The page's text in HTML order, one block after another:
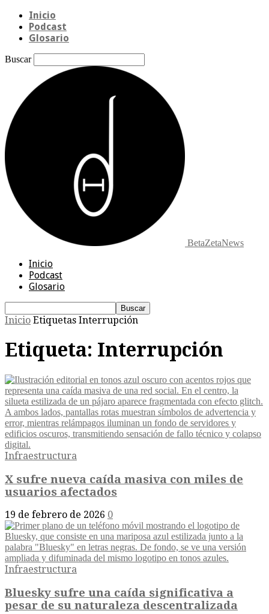
Inicio
Podcast
Glosario
Buscar
BetaZetaNews
Inicio
Podcast
Glosario
Inicio Etiquetas Interrupción
Etiqueta: Interrupción
Infraestructura
X sufre nueva caída masiva con miles de
usuarios afectados
19 de febrero de 2026 0
Infraestructura
Bluesky sufre una caída significativa a
pesar de su naturaleza descentralizada